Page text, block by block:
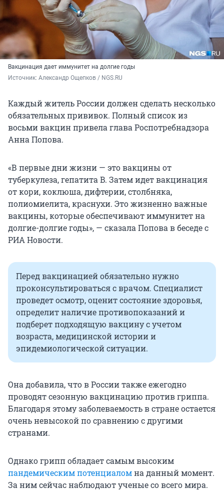
Вакцинация дает иммунитет на долгие годы
Источник: Александр Ощепков / NGS.RU
Каждый житель России должен сделать несколько
обязательных прививок. Полный список из
восьми вакцин привела глава Роспотребнадзора
Анна Попова.
«В первые дни жизни — это вакцины от
туберкулеза, гепатита B. Затем идет вакцинация
от кори, коклюша, дифтерии, столбняка,
полиомиелита, краснухи. Это жизненно важные
вакцины, которые обеспечивают иммунитет на
долгие-долгие годы», — сказала Попова в беседе с
РИА Новости.
Перед вакцинацией обязательно нужно
проконсультироваться с врачом. Специалист
проведет осмотр, оценит состояние здоровья,
определит наличие противопоказаний и
подберет подходящую вакцину с учетом
возраста, медицинской истории и
эпидемиологической ситуации.
Она добавила, что в России также ежегодно
проводят сезонную вакцинацию против гриппа.
Благодаря этому заболеваемость в стране остается
очень невысокой по сравнению с другими
странами.
Однако грипп обладает самым высоким
пандемическим потенциаломна данный момент.
За ним сейчас наблюдают ученые со всего мира.